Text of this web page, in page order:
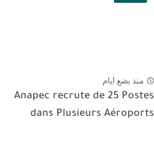
منذ بضع ايام
Anapec recrute de 25 Postes
dans Plusieurs Aéroports